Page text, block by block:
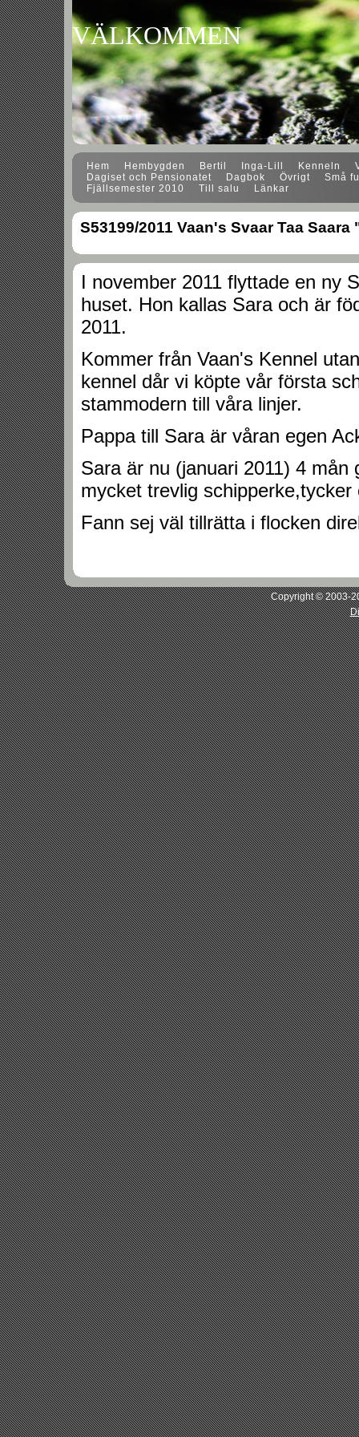
VÄLKOMMEN
Hem Hembygden Bertil Inga-Lill Kenneln
Dagiset och Pensionatet
Dagbok Övrigt
Små
Fjällsemester 2010
Till salu Länkar
S53199/2011 Vaan's Svaar Taa Saara
I november 2011 flyttade en ny
huset. Hon kallas Sara och är
2011.
Kommer från Vaan's Kennel
kennel dår vi köpte vår första
stammodern till våra linjer.
Pappa till Sara är våran egen
Sara är nu (januari 2011) 4 mån
mycket trevlig schipperke,tycker
Fann sej väl tillrätta i flocken
Copyright © 2003-